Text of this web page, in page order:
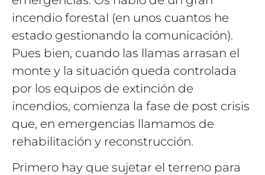
incendio forestal (en unos cuantos he
estado gestionando la comunicación).
Pues bien, cuando las llamas arrasan el
monte y la situación queda controlada
por los equipos de extinción de
incendios, comienza la fase de post crisis
que, en emergencias llamamos de
rehabilitación y reconstrucción.
Primero hay que sujetar el terreno para